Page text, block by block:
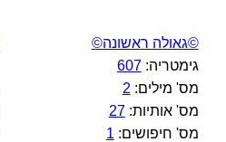
©גאולה ראשונה©
גימטריה:607
מס' מילים: 2
מס' אותיות:27
מס' חיפושים: 1